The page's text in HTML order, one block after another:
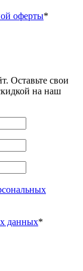
оферты*
Оставьте свои
на наш
данных*